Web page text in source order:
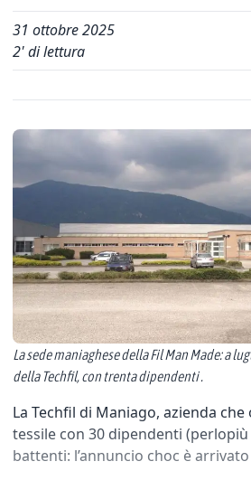
31 ottobre 2025
2' di lettura
La sede maniaghese della Fil Man Made: a
della Techfil, con trenta dipendenti .
La Techfil di Maniago, azienda che
tessile con 30 dipendenti
battenti: l’annuncio choc è arrivato